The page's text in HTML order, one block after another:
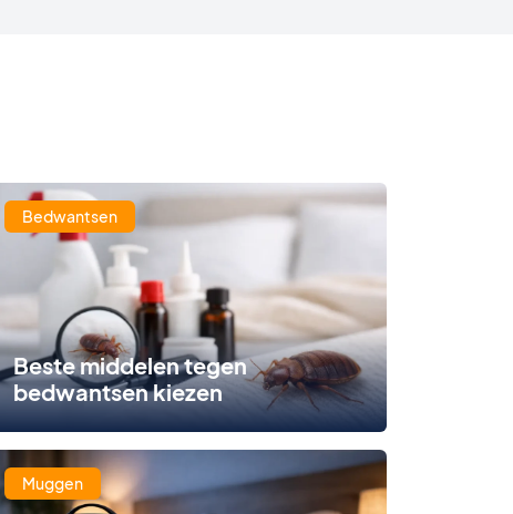
Bedwantsen
Beste middelen tegen
bedwantsen kiezen
Muggen